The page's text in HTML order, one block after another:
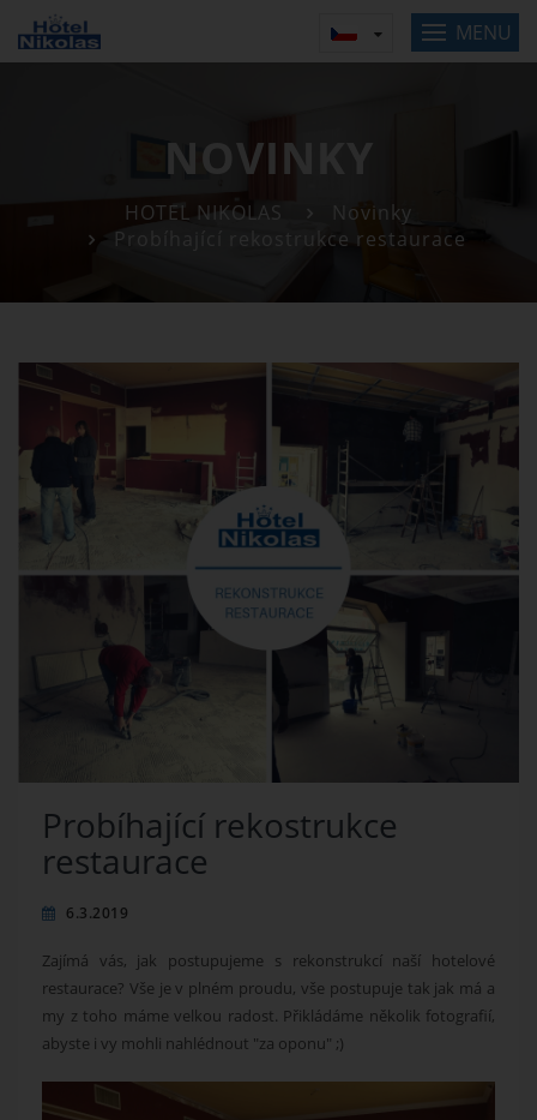
MENU
NOVINKY
HOTEL NIKOLAS
Novinky
Probíhající rekostrukce restaurace
Probíhající rekostrukce
restaurace
6.3.2019
Zajímá vás, jak postupujeme s rekonstrukcí naší hotelové
restaurace? Vše je v plném proudu, vše postupuje tak jak má a
my z toho máme velkou radost. Přikládáme několik fotografií,
abyste i vy mohli nahlédnout "za oponu" ;)